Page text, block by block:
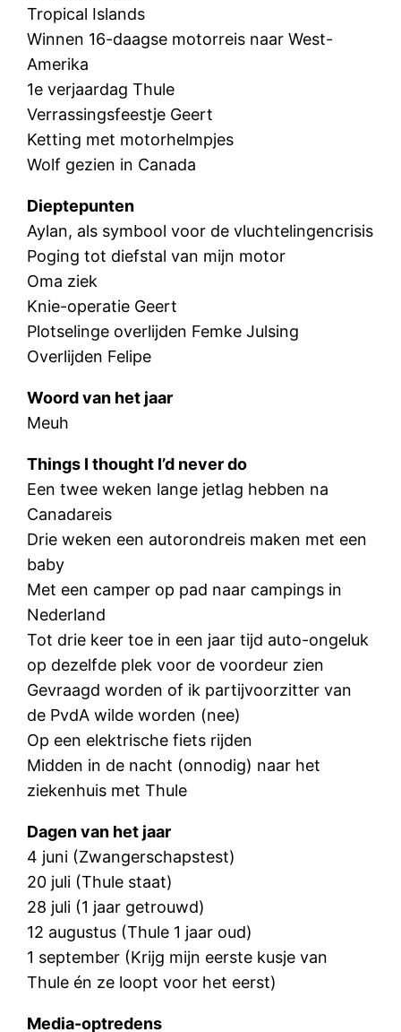
Tropical Islands
Winnen 16-daagse motorreis naar West-
Amerika
1e verjaardag Thule
Verrassingsfeestje Geert
Ketting met motorhelmpjes
Wolf gezien in Canada
Dieptepunten
Aylan, als symbool voor de vluchtelingencrisis
Poging tot diefstal van mijn motor
Oma ziek
Knie-operatie Geert
Plotselinge overlijden Femke Julsing
Overlijden Felipe
Woord van het jaar
Meuh
Things I thought I’d never do
Een twee weken lange jetlag hebben na
Canadareis
Drie weken een autorondreis maken met een
baby
Met een camper op pad naar campings in
Nederland
Tot drie keer toe in een jaar tijd auto-ongeluk
op dezelfde plek voor de voordeur zien
Gevraagd worden of ik partijvoorzitter van
de PvdA wilde worden (nee)
Op een elektrische fiets rijden
Midden in de nacht (onnodig) naar het
ziekenhuis met Thule
Dagen van het jaar
4 juni (Zwangerschapstest)
20 juli (Thule staat)
28 juli (1 jaar getrouwd)
12 augustus (Thule 1 jaar oud)
1 september (Krijg mijn eerste kusje van
Thule én ze loopt voor het eerst)
Media-optredens